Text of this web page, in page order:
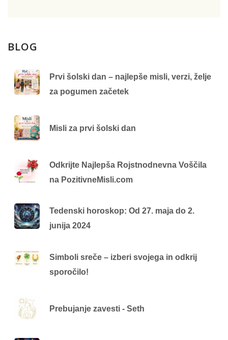
BLOG
Prvi šolski dan – najlepše misli, verzi, želje
za pogumen začetek
Misli za prvi šolski dan
Odkrijte Najlepša Rojstnodnevna Voščila
na PozitivneMisli.com
Tedenski horoskop: Od 27. maja do 2.
junija 2024
Simboli sreče – izberi svojega in odkrij
sporočilo!
Prebujanje zavesti - Seth